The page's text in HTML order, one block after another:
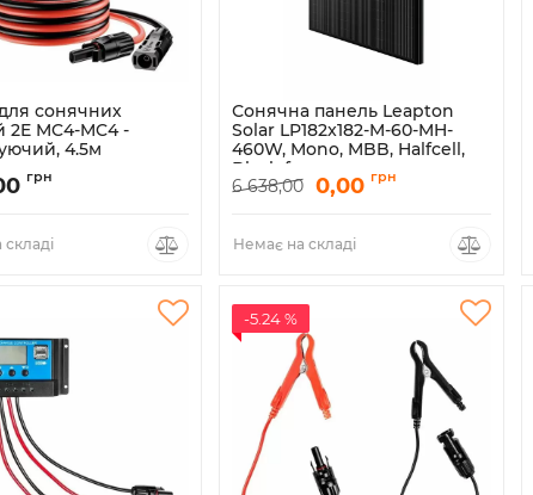
сонячних
2E MC4-MC4 -
4.5м
2E-ASP-MC4-MC4-4.5
грн
Сонячна панель Leapton
Solar LP182x182-M-60-MH-
460W, Mono, MBB, Halfcell,
Black frame
Артикул: LP182M60-MH-460W/BF
6 638,00 0,00 грн
Немає на складі
-5.24 %